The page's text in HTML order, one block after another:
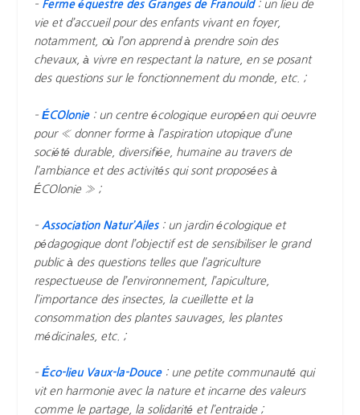
– Ferme équestre des Granges de Franould: un lieu de
vie et d’accueil pour des enfants vivant en foyer,
notamment, où l’on apprend à prendre soin des
chevaux, à vivre en respectant la nature, en se posant
des questions sur le fonctionnement du monde, etc. ;
–ÉCOlonie: un centre écologique européen qui oeuvre
pour « donner forme à l’aspiration utopique d’une
société durable, diversifiée, humaine au travers de
l’ambiance et des activités qui sont proposées à
ÉCOlonie » ;
– Association Natur’Ailes: un jardin écologique et
pédagogique dont l’objectif est de sensibiliser le grand
public à des questions telles que l’agriculture
respectueuse de l’environnement, l’apiculture,
l’importance des insectes, la cueillette et la
consommation des plantes sauvages, les plantes
médicinales, etc. ;
–Éco-lieu Vaux-la-Douce: une petite communauté qui
vit en harmonie avec la nature et incarne des valeurs
comme le partage, la solidarité et l’entraide ;